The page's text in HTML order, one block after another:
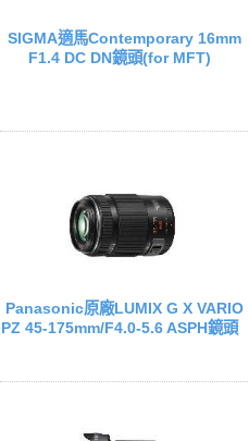
SIGMA適馬Contemporary 16mm
F1.4 DC DN鏡頭(for MFT)
Panasonic原廠LUMIX G X VARIO
PZ 45-175mm/F4.0-5.6 ASPH鏡頭